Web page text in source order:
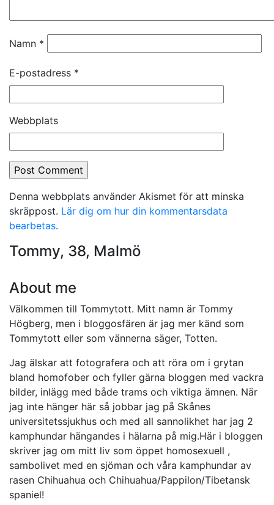
Namn *
E-postadress *
Webbplats
Denna webbplats använder Akismet för att minska
skräppost. Lär dig om hur din kommentarsdata
bearbetas.
Tommy, 38, Malmö
About me
Välkommen till Tommytott. Mitt namn är Tommy
Högberg, men i bloggosfären är jag mer känd som
Tommytott eller som vännerna säger, Totten.
Jag älskar att fotografera och att röra om i grytan
bland homofober och fyller gärna bloggen med vackra
bilder, inlägg med både trams och viktiga ämnen. När
jag inte hänger här så jobbar jag på Skånes
universitetssjukhus och med all sannolikhet har jag 2
kamphundar hängandes i hälarna på mig.Här i bloggen
skriver jag om mitt liv som öppet homosexuell ,
sambolivet med en sjöman och våra kamphundar av
rasen Chihuahua och Chihuahua/Pappilon/Tibetansk
spaniel!